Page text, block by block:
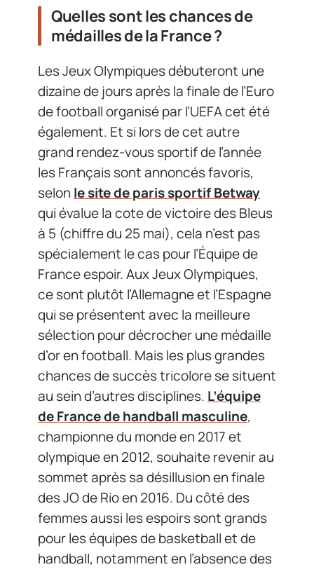
Quelles sont les chances de
médailles de la France ?
Les Jeux Olympiques débuteront une
dizaine de jours après la finale de l’Euro
de football organisé par l’UEFA cet été
également. Et si lors de cet autre
grand rendez-vous sportif de l’année
les Français sont annoncés favoris,
selonle site de paris sportif Betway
qui évalue la cote de victoire des Bleus
à 5 (chiffre du 25 mai), cela n’est pas
spécialement le cas pour l’Équipe de
France espoir. Aux Jeux Olympiques,
ce sont plutôt l’Allemagne et l’Espagne
qui se présentent avec la meilleure
sélection pour décrocher une médaille
d’or en football. Mais les plus grandes
chances de succès tricolore se situent
au sein d’autres disciplines. L’équipe
de France de handball masculine,
championne du monde en 2017 et
olympique en 2012, souhaite revenir au
sommet après sa désillusion en finale
des JO de Rio en 2016. Du côté des
femmes aussi les espoirs sont grands
pour les équipes de basketball et de
handball, notamment en l’absence des